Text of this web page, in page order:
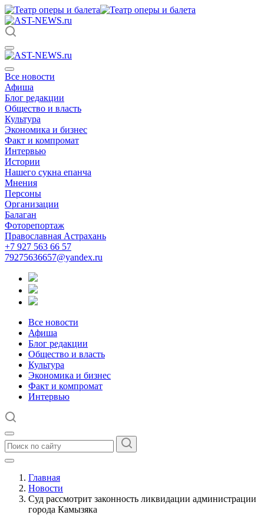
Все новости
Афиша
Блог редакции
Общество и власть
Культура
Экономика и бизнес
Факт и компромат
Интервью
Истории
Нашего сукна епанча
Мнения
Персоны
Организации
Балаган
Фоторепортаж
Православная Астрахань
+7 927 563 66 57
79275636657@yandex.ru
Все новости
Афиша
Блог редакции
Общество и власть
Культура
Экономика и бизнес
Факт и компромат
Интервью
Главная
Новости
Суд рассмотрит законность ликвидации администрации
города Камызяка